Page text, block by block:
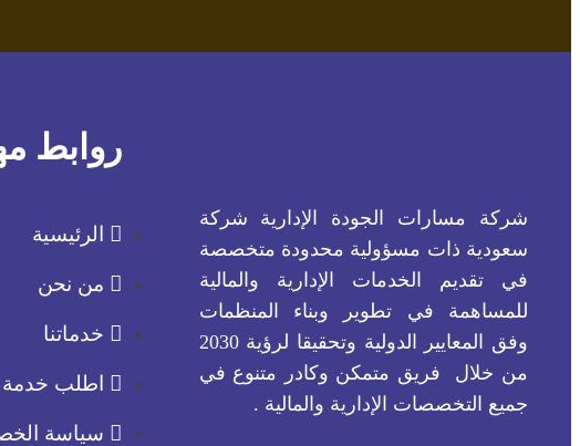
شركة مسارات الجودة الإدارية شركة
سعودية ذات مسؤولية محدودة متخصصة
في تقديم الخدمات الإدارية والمالية
للمساهمة في تطوير وبناء المنظمات
وفق المعايير الدولية وتحقيقا لرؤية 2030
من خلال فريق متمكن وكادر متنوع في
جميع التخصصات الإدارية والمالية .
روابط
الرئيسية
من نحن
خدماتنا
اطلب خدمة
سياسة